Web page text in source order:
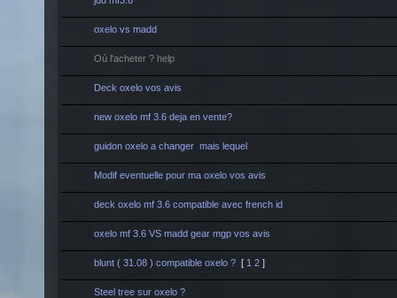
oxelo vs madd
Où l'acheter ? help
Deck oxelo vos avis
new oxelo mf 3.6 deja en vente?
guidon oxelo a changer mais lequel
Modif eventuelle pour ma oxelo vos avis
deck oxelo mf 3.6 compatible avec french id
oxelo mf 3.6 VS madd gear mgp vos avis
blunt ( 31.08 ) compatible oxelo ? [ 1 2 ]
Steel tree sur oxelo ?